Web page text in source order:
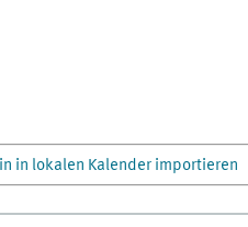
in lokalen Kalender importieren